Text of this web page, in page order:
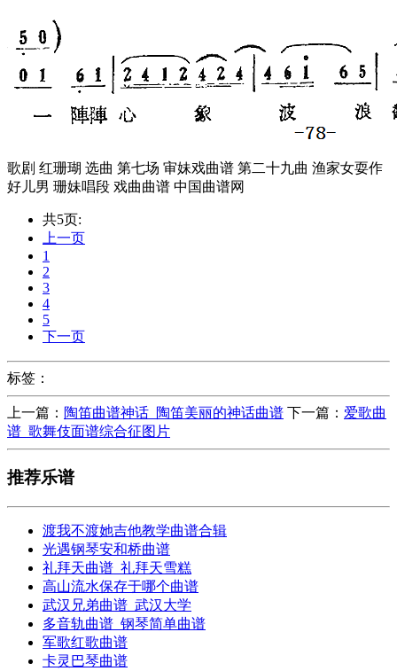
歌剧 红珊瑚 选曲 第七场 审妹戏曲谱 第二十九曲 渔家女耍作
好儿男 珊妹唱段 戏曲曲谱 中国曲谱网
共5页:
上一页
1
2
3
4
5
下一页
标签：
上一篇： 陶笛曲谱神话_陶笛美丽的神话曲谱 下一篇： 爱歌曲
谱_歌舞伎面谱综合征图片
推荐乐谱
渡我不渡她吉他教学曲谱合辑
光遇钢琴安和桥曲谱
礼拜天曲谱_礼拜天雪糕
高山流水保存于哪个曲谱
武汉兄弟曲谱_武汉大学
多音轨曲谱_钢琴简单曲谱
军歌红歌曲谱
卡灵巴琴曲谱